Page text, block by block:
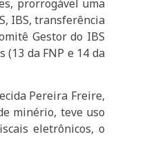
prorrogável uma
IBS, transferência
Gestor do IBS
da FNP e 14 da
Pereira Freire,
minério, teve uso
eletrônicos, o